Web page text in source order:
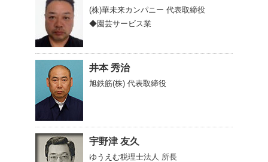
(株)華未来カンパニー 代表取締役
◆園芸サービス業
井本 秀治
旭鉄筋(株) 代表取締役
宇野津 友久
ゆうえむ税理士法人 所長